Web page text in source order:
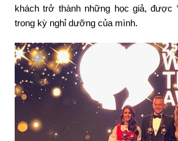
khách trở thành những học giả, được
trong kỳ nghỉ dưỡng của mình.